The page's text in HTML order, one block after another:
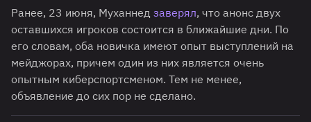
Ранее, 23 июня, Муханнед заверял, что анонс двух
оставшихся игроков состоится в ближайшие дни. По
его словам, оба новичка имеют опыт выступлений на
мейджорах, причем один из них является очень
опытным киберспортсменом. Тем не менее,
объявление до сих пор не сделано.